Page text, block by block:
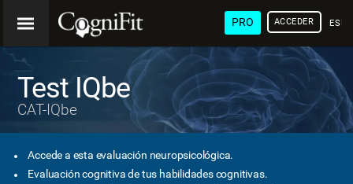
PRO ACCEDER
Test IQbe
CAT-IQbe
Accede a esta evaluación neuropsicológica.
Evaluación cognitiva de tus habilidades cognitivas.